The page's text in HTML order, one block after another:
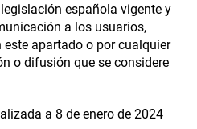
española vigente y
a los usuarios,
apartado o por cualquier
o difusión que se considere
a 8 de enero de 2024